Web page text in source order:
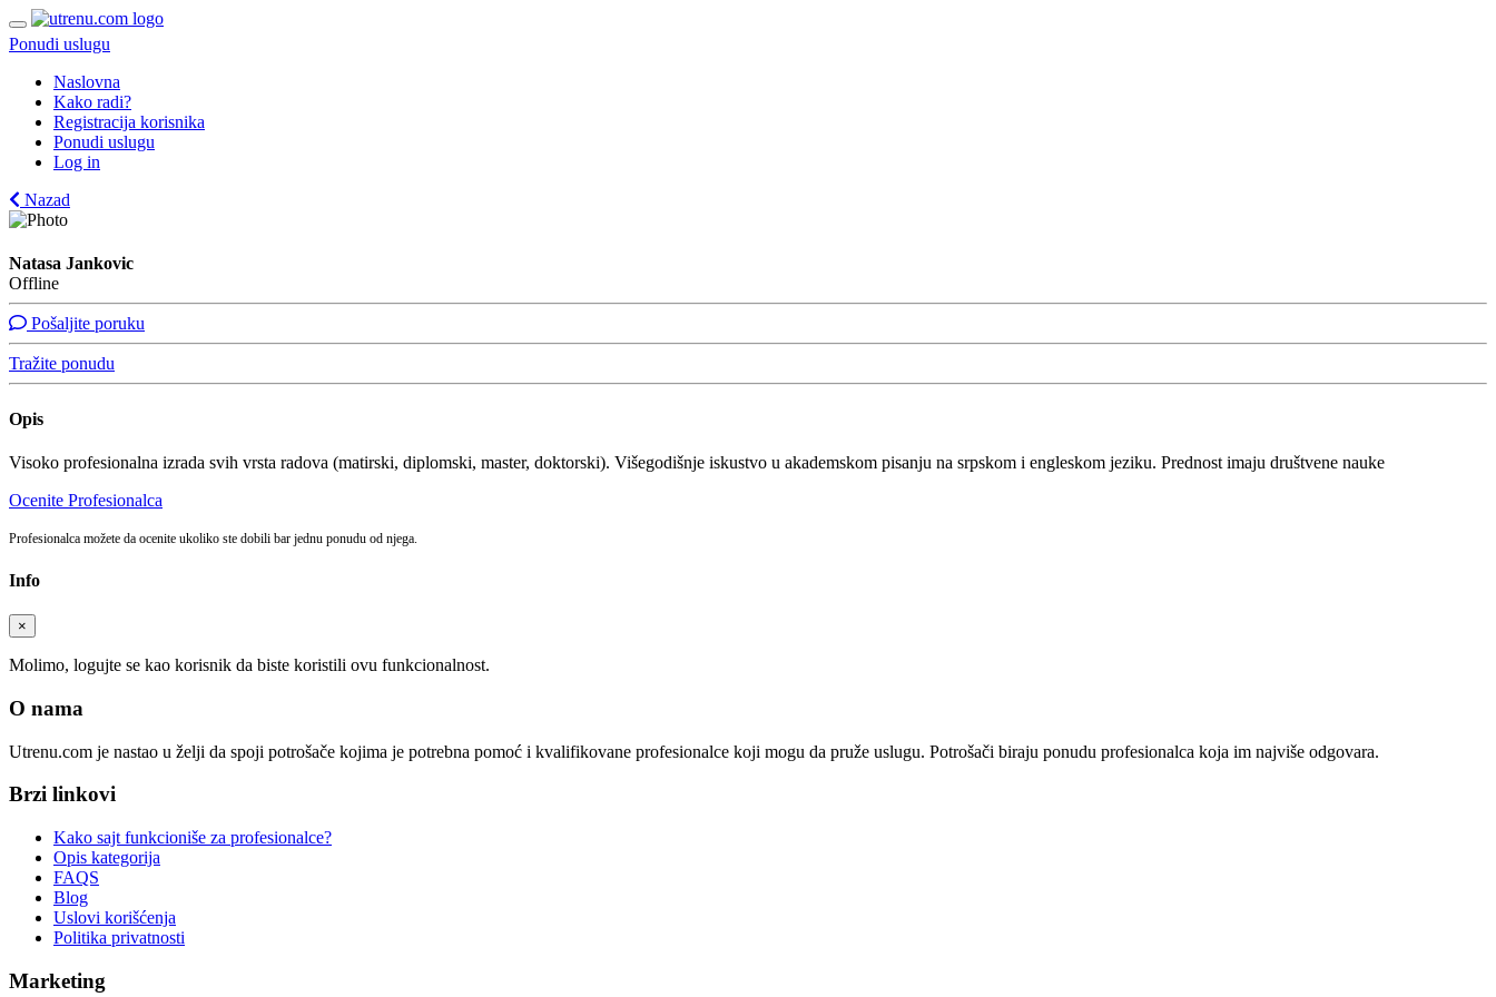
Ponudi uslugu
Naslovna
Kako radi?
Registracija korisnika
Ponudi uslugu
Log in
Nazad
Natasa Jankovic
Offline
Pošaljite poruku
Tražite ponudu
Opis
Visoko profesionalna izrada svih vrsta radova (matirski, diplomski, master, doktorski). Višegodišnje iskustvo u akademskom pisanju na srpskom i engleskom jeziku. Prednost imaju društvene nauke
Ocenite Profesionalca
Profesionalca možete da ocenite ukoliko ste dobili bar jednu ponudu od njega.
Info
×
Molimo, logujte se kao korisnik da biste koristili ovu funkcionalnost.
O nama
Utrenu.com je nastao u želji da spoji potrošače kojima je potrebna pomoć i kvalifikovane profesionalce koji mogu da pruže uslugu. Potrošači biraju ponudu profesionalca koja im najviše odgovara.
Brzi linkovi
Kako sajt funkcioniše za profesionalce?
Opis kategorija
FAQS
Blog
Uslovi korišćenja
Politika privatnosti
Marketing